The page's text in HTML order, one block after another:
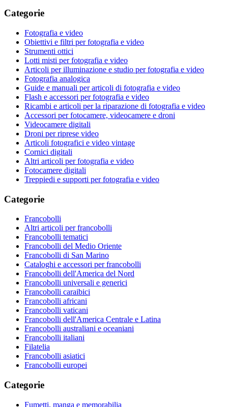
Categorie
Fotografia e video
Obiettivi e filtri per fotografia e video
Strumenti ottici
Lotti misti per fotografia e video
Articoli per illuminazione e studio per fotografia e video
Fotografia analogica
Guide e manuali per articoli di fotografia e video
Flash e accessori per fotografia e video
Ricambi e articoli per la riparazione di fotografia e video
Accessori per fotocamere, videocamere e droni
Videocamere digitali
Droni per riprese video
Articoli fotografici e video vintage
Cornici digitali
Altri articoli per fotografia e video
Fotocamere digitali
Treppiedi e supporti per fotografia e video
Categorie
Francobolli
Altri articoli per francobolli
Francobolli tematici
Francobolli del Medio Oriente
Francobolli di San Marino
Cataloghi e accessori per francobolli
Francobolli dell'America del Nord
Francobolli universali e generici
Francobolli caraibici
Francobolli africani
Francobolli vaticani
Francobolli dell'America Centrale e Latina
Francobolli australiani e oceaniani
Francobolli italiani
Filatelia
Francobolli asiatici
Francobolli europei
Categorie
Fumetti, manga e memorabilia